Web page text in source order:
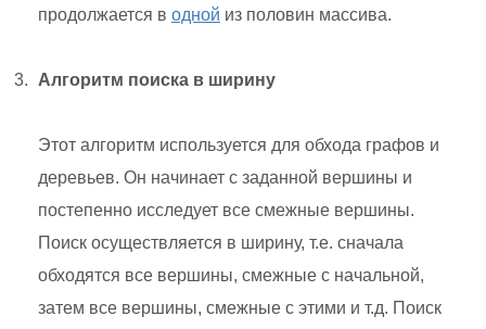
продолжается в одной из половин массива.
Алгоритм поиска в ширину
Этот алгоритм используется для обхода графов и
деревьев. Он начинает с заданной вершины и
постепенно исследует все смежные вершины.
Поиск осуществляется в ширину, т.е. сначала
обходятся все вершины, смежные с начальной,
затем все вершины, смежные с этими и т.д. Поиск